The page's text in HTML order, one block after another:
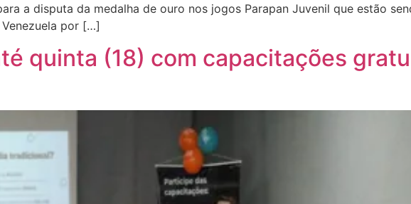
a disputa da medalha de ouro nos jogos Parapan Juvenil que estão
por […]
quinta (18) com capacitações